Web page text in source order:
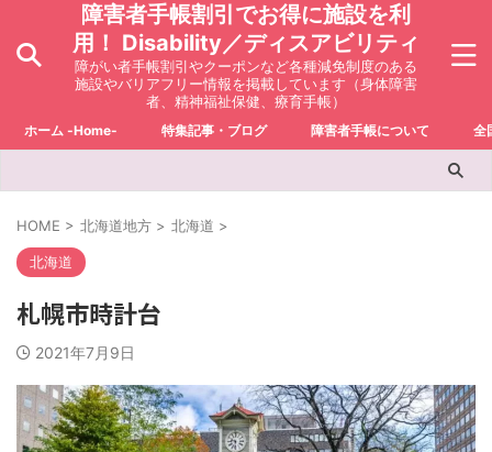
障害者手帳割引でお得に施設を利
用！ Disability／ディスアビリティ
障がい者手帳割引やクーポンなど各種減免制度のある
施設やバリアフリー情報を掲載しています（身体障害
者、精神福祉保健、療育手帳）
ホーム -Home- 特集記事・ブログ 障害者手帳について 全
HOME > 北海道地方 > 北海道 >
北海道
札幌市時計台
2021年7月9日